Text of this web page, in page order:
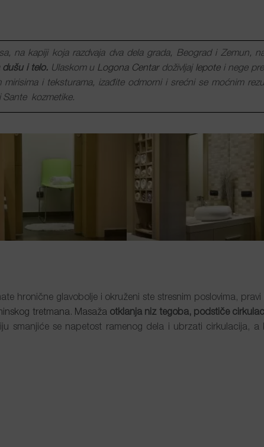
na kapiji koja razdvaja dva dela grada, Beograd i Zemun,
dušu i telo.Ulaskom u Logona Centardoživljaj lepotei nege
i teksturama, izađite odmorni i srećni se moćnim
kozmetike.
hronične glavobolje i okruženi ste stresnim poslovima,
tretmana. Masaža otklanja niz tegoba, podstiče
smanjiće se napetost ramenog dela i ubrzati cirkulacija, a